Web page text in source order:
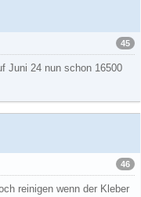
45
Juni 24 nun schon 16500
46
reinigen wenn der Kleber